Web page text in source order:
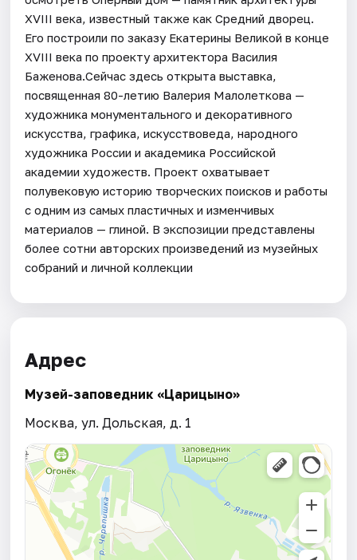
XVIII века, известный также как Средний дворец.
Его построили по заказу Екатерины Великой в конце
XVIII века по проекту архитектора Василия
Баженова.Сейчас здесь открыта выставка,
посвященная 80-летию Валерия Малолеткова —
художника монументального и декоративного
искусства, графика, искусствоведа, народного
художника России и академика Российской
академии художеств. Проект охватывает
полувековую историю творческих поисков и работы
с одним из самых пластичных и изменчивых
материалов — глиной. В экспозиции представлены
более сотни авторских произведений из музейных
собраний и личной коллекции
Адрес
Музей-заповедник «Царицыно»
Москва, ул. Дольская, д. 1